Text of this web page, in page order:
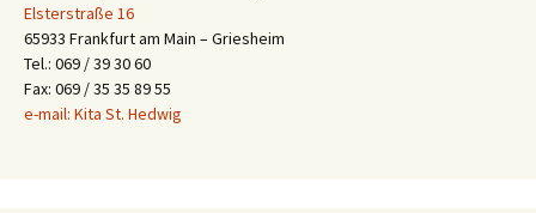
Elsterstraße 16
65933 Frankfurt am Main – Griesheim
Tel.: 069 / 39 30 60
Fax: 069 / 35 35 89 55
e-mail: Kita St. Hedwig